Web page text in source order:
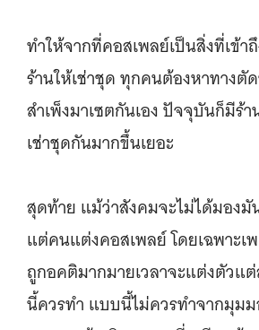
ทำให้จากที่คอสเพลย์เป็นสิ่งที่เข้า
ร้านให้เช่าชุด ทุกคนต้องหาทางตั
สำเพ็งมาเซตกันเอง ปัจจุบันก็มีร้
เช่าชุดกันมากขึ้นเยอะ
สุดท้าย แม้ว่าสังคมจะไม่ได้มอง
แต่คนแต่งคอสเพลย์ โดยเฉพาะ
ถูกอคติมากมายเวลาจะแต่งตัวแ
นี้ควรทำ แบบนี้ไม่ควรทำจากมุม